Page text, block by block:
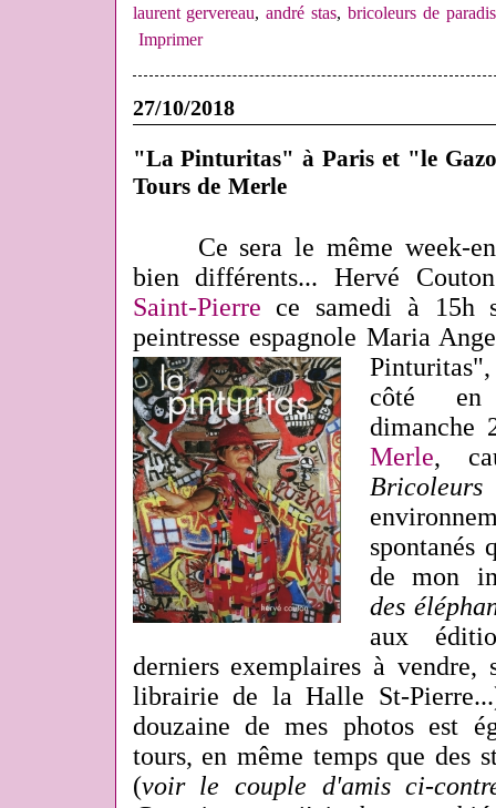
laurent gervereau,andré stas, bricoleurs de paradis
Imprimer
27/10/2018
"La Pinturitas" à Paris et "le
Tours de Merle
Ce sera le même week-
bien différents... Hervé
Saint-Pierre ce samedi à 15h
peintresse espagnole Maria
Pinturitas",
côté en
dimanche
Merle,
spontanés
de mon
des
aux
derniers exemplaires à
librairie de la Halle St-
douzaine de mes photos est
tours, en même temps que des
(voir le couple d'amis ci-